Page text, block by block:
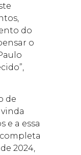
do
o
de
e a essa
2024,